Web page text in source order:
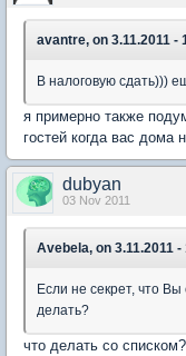
avantre, on 3.11.2011 -
В налоговую сдать)))
я примерно также
гостей когда вас дома
dubyan
03 Nov 2011
Avebela, on 3.11.2011 -
Если не секрет, что
делать?
что делать со списком?